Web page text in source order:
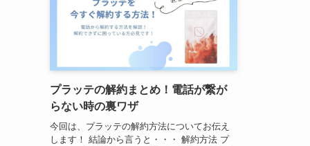
プラッテの解約まとめ！電話が繋が
らない時の裏ワザ
今回は、プラッテの解約方法についてお伝え
します！ 結論から言うと・・・ 解約方法 プ